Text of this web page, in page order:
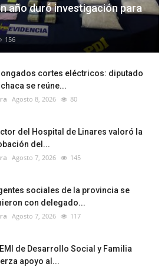
año duró investigación para
156
cortes eléctricos: diputado
se reúne...
Agosto 8, 2026 80
del Hospital de Linares valoró la
del...
Agosto 7, 2026 145
sociales de la provincia se
con delegado...
Agosto 7, 2026 117
de Desarrollo Social y Familia
apoyo al...